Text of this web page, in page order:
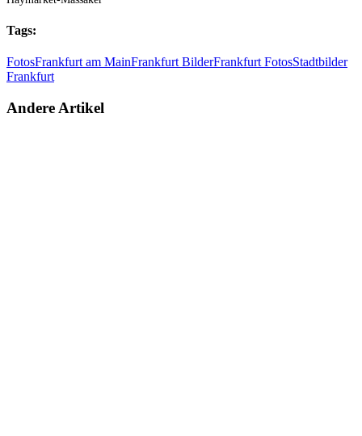
Tags:
FotosFrankfurt am MainFrankfurt BilderFrankfurt FotosStadtbilder
Frankfurt
Andere Artikel